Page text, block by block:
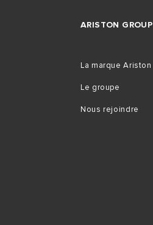
ARISTON GROUP
La marque Ariston
Le groupe
Nous rejoindre